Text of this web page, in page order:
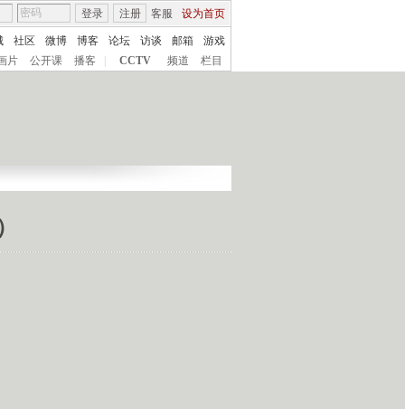
客服 设为首页
登录 注册
社区 微博 博客 论坛 访谈 邮箱
游戏
片 公开课 播客 CCTV 频道 栏目